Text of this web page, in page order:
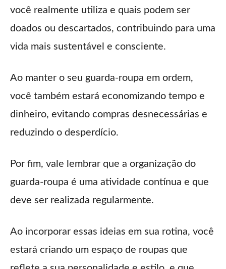
você realmente utiliza e quais podem ser
doados ou descartados, contribuindo para uma
vida mais sustentável e consciente.
Ao manter o seu guarda-roupa em ordem,
você também estará economizando tempo e
dinheiro, evitando compras desnecessárias e
reduzindo o desperdício.
Por fim, vale lembrar que a organização do
guarda-roupa é uma atividade contínua e que
deve ser realizada regularmente.
Ao incorporar essas ideias em sua rotina, você
estará criando um espaço de roupas que